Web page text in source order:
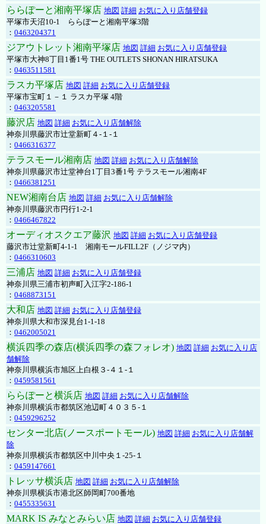
ららぽーと湘南平塚店 地図 詳細 お気に入り店舗登録
平塚市天沼10-1 ららぽーと湘南平塚3階
： 0463204371
ジアウトレット湘南平塚店 地図 詳細 お気に入り店舗登録
平塚市大神8丁目1番1号 THE OUTLETS SHONAN HIRATSUKA
： 0463511581
ラスカ平塚店 地図 詳細 お気に入り店舗登録
平塚市宝町１－１ ラスカ平塚 4階
： 0463205581
藤沢店 地図 詳細 お気に入り店舗解除
神奈川県藤沢市辻堂新町４-１-１
： 0466316377
テラスモール湘南店 地図 詳細 お気に入り店舗解除
神奈川県藤沢市辻堂神台1丁目3番1号 テラスモール湘南4F
： 0466381251
NEW湘南台店 地図 詳細 お気に入り店舗解除
神奈川県藤沢市円行1-2-1
： 0466467822
オーディオスクエア藤沢 地図 詳細 お気に入り店舗登録
藤沢市辻堂新町4-1-1 湘南モールFILL2F（ノジマ内）
： 0466310603
三浦店 地図 詳細 お気に入り店舗登録
神奈川県三浦市初声町入江字2-186-1
： 0468873151
大和店 地図 詳細 お気に入り店舗登録
神奈川県大和市深見台1-1-18
： 0462005021
横浜四季の森店(横浜四季の森フォレオ) 地図 詳細 お気に入り店
舗解除
神奈川県横浜市旭区上白根３-４１-１
： 0459581561
ららぽーと横浜店 地図 詳細 お気に入り店舗解除
神奈川県横浜市都筑区池辺町４０３５-１
： 0459296252
センター北店(ノースポートモール) 地図 詳細 お気に入り店舗解
除
神奈川県横浜市都筑区中川中央１-25-１
： 0459147661
トレッサ横浜店 地図 詳細 お気に入り店舗解除
神奈川県横浜市港北区師岡町700番地
： 0455335631
MARK IS みなとみらい店 地図 詳細 お気に入り店舗登録